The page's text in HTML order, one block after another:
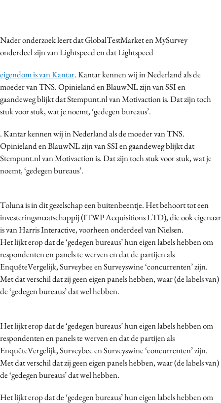
Nader onderzoek leert dat GlobalTestMarket en MySurvey
onderdeel zijn van Lightspeed en dat Lightspeed
eigendom is van Kantar. Kantar kennen wij in Nederland als de
moeder van TNS. Opinieland en BlauwNL zijn van SSI en
gaandeweg blijkt dat Stempunt.nl van Motivaction is. Dat zijn toch
stuk voor stuk, wat je noemt, ‘gedegen bureaus’.
. Kantar kennen wij in Nederland als de moeder van TNS.
Opinieland en BlauwNL zijn van SSI en gaandeweg blijkt dat
Stempunt.nl van Motivaction is. Dat zijn toch stuk voor stuk, wat je
noemt, ‘gedegen bureaus’.
Toluna is in dit gezelschap een buitenbeentje. Het behoort tot een
investeringsmaatschappij (ITWP Acquisitions LTD), die ook eigenaar
is van Harris Interactive, voorheen onderdeel van Nielsen.
Het lijkt erop dat de ‘gedegen bureaus’ hun eigen labels hebben om
respondenten en panels te werven en dat de partijen als
EnquêteVergelijk, Surveybee en Surveyswine ‘concurrenten’ zijn.
Met dat verschil dat zij geen eigen panels hebben, waar (de labels van)
de ‘gedegen bureaus’ dat wel hebben.
Het lijkt erop dat de ‘gedegen bureaus’ hun eigen labels hebben om
respondenten en panels te werven en dat de partijen als
EnquêteVergelijk, Surveybee en Surveyswine ‘concurrenten’ zijn.
Met dat verschil dat zij geen eigen panels hebben, waar (de labels van)
de ‘gedegen bureaus’ dat wel hebben.
Het lijkt erop dat de ‘gedegen bureaus’ hun eigen labels hebben om